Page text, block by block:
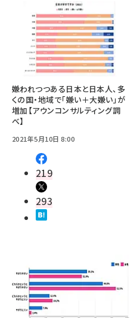
嫌われつつある日本と日本人、多
くの国・地域で「嫌い＋大嫌い」が
増加【アウンコンサルティング調
べ】
2021年5月10日 8:00
219
293